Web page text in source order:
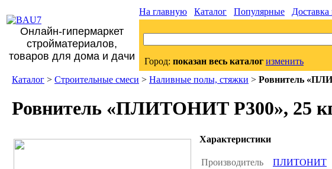
Онлайн-гипермаркет
стройматериалов,
товаров для дома и дачи
На главную Каталог Популярные Доставка
Город: показан весь каталог изменить
Каталог > Строительные смеси > Наливные полы, стяжки > Ровнитель
Ровнитель «ПЛИТОНИТ Р300», 25
Характеристики
Производитель
ПЛИТОНИТ